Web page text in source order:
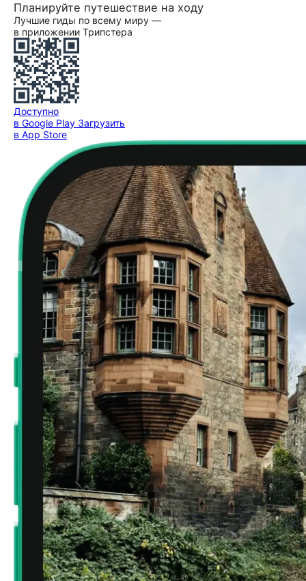
Планируйте путешествие на ходу
Лучшие гиды по всему миру —
в приложении Трипстера
Доступно
в Google Play Загрузить
в App Store